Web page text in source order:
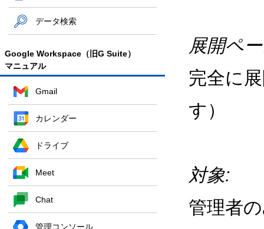
データ検索
Google Workspace（旧G Suite）
マニュアル
Gmail
カレンダー
ドライブ
Meet
Chat
管理コンソール
展開ペ
完全に
す）
対象:
管理者